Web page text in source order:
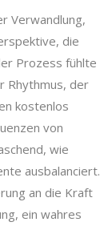
Verwandlung,
die
Prozess fühlte
Rhythmus, der
kostenlos
von
wie
ausbalanciert.
an die Kraft
ein wahres